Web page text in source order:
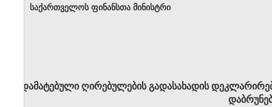
საქართველოს ფინანსთა მინისტრი
დამატებული ღირებულების გადასახადის